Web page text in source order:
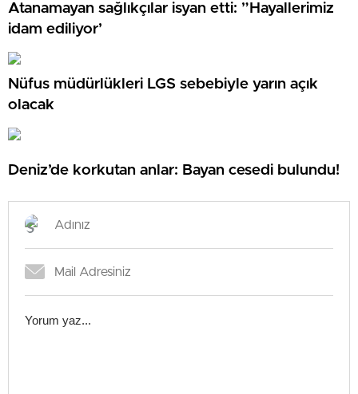
Atanamayan sağlıkçılar isyan etti: ”Hayallerimiz
idam ediliyor’
Nüfus müdürlükleri LGS sebebiyle yarın açık
olacak
Deniz’de korkutan anlar: Bayan cesedi bulundu!